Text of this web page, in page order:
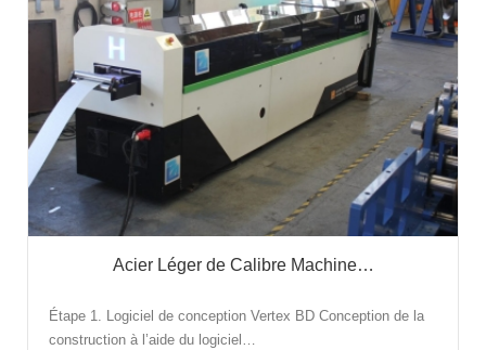
Acier Léger de Calibre Machine…
Étape 1. Logiciel de conception Vertex BD Conception de la
construction à l’aide du logiciel…